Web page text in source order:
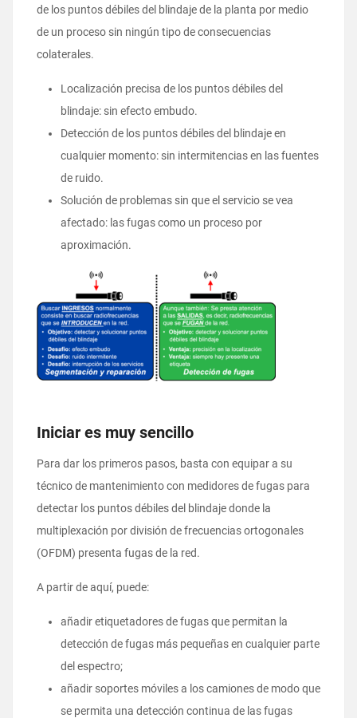
de los puntos débiles del blindaje de la planta por medio
de un proceso sin ningún tipo de consecuencias
colaterales.
Localización precisa de los puntos débiles del
blindaje: sin efecto embudo.
Detección de los puntos débiles del blindaje en
cualquier momento: sin intermitencias en las fuentes
de ruido.
Solución de problemas sin que el servicio se vea
afectado: las fugas como un proceso por
aproximación.
Iniciar es muy sencillo
Para dar los primeros pasos, basta con equipar a su
técnico de mantenimiento con medidores de fugas para
detectar los puntos débiles del blindaje donde la
multiplexación por división de frecuencias ortogonales
(OFDM) presenta fugas de la red.
A partir de aquí, puede:
añadir etiquetadores de fugas que permitan la
detección de fugas más pequeñas en cualquier parte
del espectro;
añadir soportes móviles a los camiones de modo que
se permita una detección continua de las fugas